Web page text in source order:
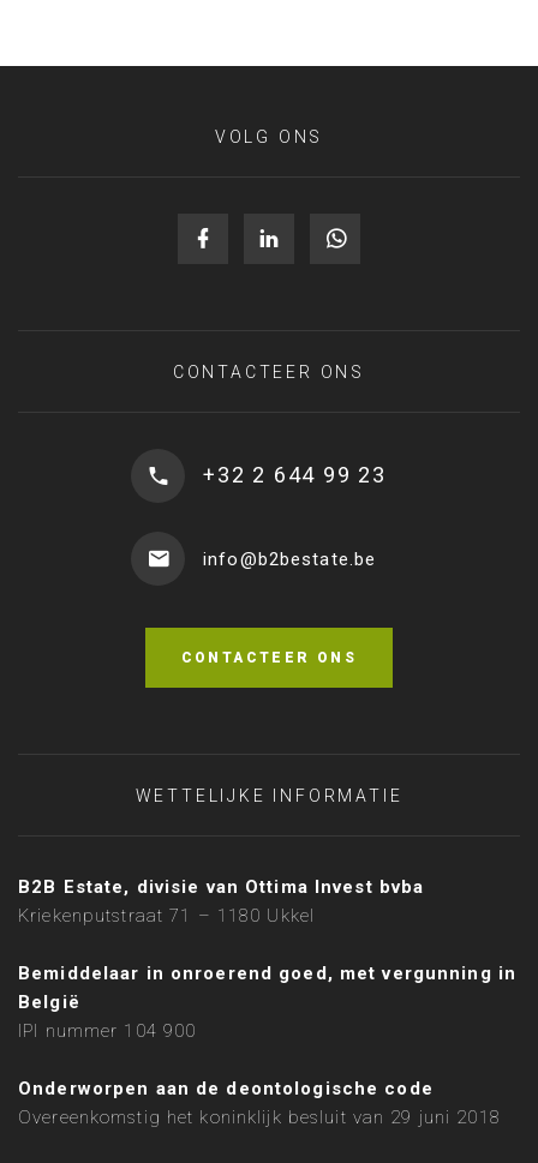
VOLG ONS
CONTACTEER ONS
+32 2 644 99 23
info@b2bestate.be
CONTACTEER ONS
WETTELIJKE INFORMATIE
B2B Estate, divisie van Ottima Invest bvba
Kriekenputstraat 71 – 1180 Ukkel
Bemiddelaar in onroerend goed, met vergunning in
België
IPI nummer 104 900
Onderworpen aan de deontologische code
Overeenkomstig het koninklijk besluit van 29 juni 2018